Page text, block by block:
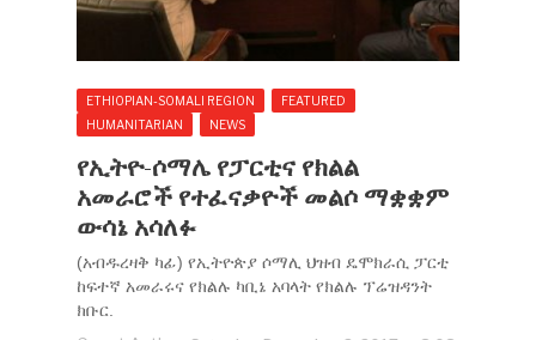
ETHIOPIAN-SOMALI REGION
FEATURED
HUMANITARIAN
NEWS
የኢትዮ-ሶማሌ የፓርቲና የክልል
አመራሮች የተፈናቃዮች መልሶ ማቋቋም
ውሳኔ አሳለፉ
(አብዱረዛቅ ካፊ) የኢትዮጵያ ሶማሊ ህዝብ ዴሞክራሲ ፓርቲ
ከፍተኛ አመራሩና የክልሉ ካቢኔ አባላት የክልሉ ፕሬዝዳንት
ክቡር.